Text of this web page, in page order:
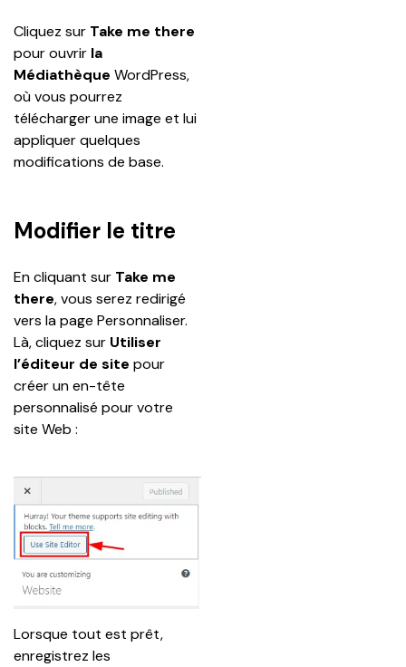
Cliquez sur Take me there
pour ouvrir la
Médiathèque WordPress,
où vous pourrez
télécharger une image et lui
appliquer quelques
modifications de base.
Modifier le titre
En cliquant sur Take me
there, vous serez redirigé
vers la page Personnaliser.
Là, cliquez sur Utiliser
l’éditeur de site pour
créer un en-tête
personnalisé pour votre
site Web :
Lorsque tout est prêt,
enregistrez les